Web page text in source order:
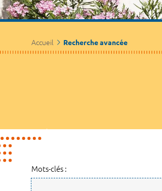
Accueil Recherche avancée
Mots-clés :